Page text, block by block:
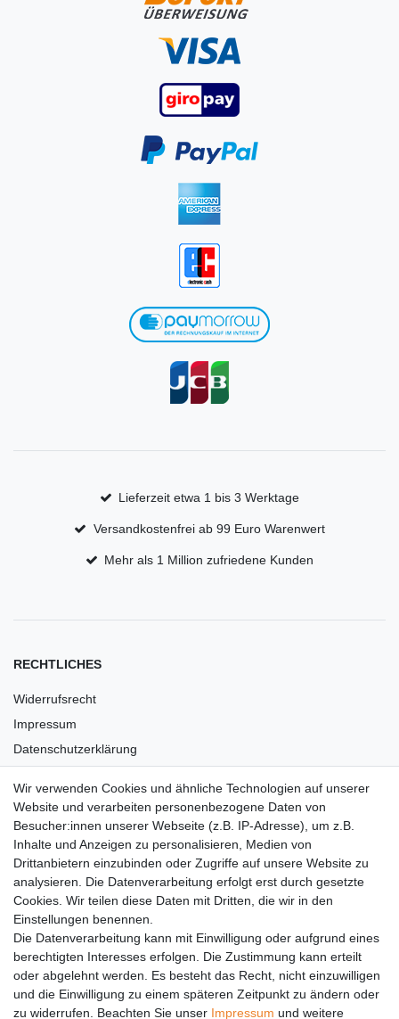
Lieferzeit etwa 1 bis 3 Werktage
Versandkostenfrei ab 99 Euro Warenwert
Mehr als 1 Million zufriedene Kunden
RECHTLICHES
Widerrufsrecht
Impressum
Datenschutzerklärung
Versandkosten
Barrierefreiheit
Anleitungen
Vertrag widerrufen
PARTNER
DHL
GLS
Wir verwenden Cookies und ähnliche Technologien auf unserer
Website und verarbeiten personenbezogene Daten von
Besucher:innen unserer Webseite (z.B. IP-Adresse), um z.B.
Inhalte und Anzeigen zu personalisieren, Medien von
Drittanbietern einzubinden oder Zugriffe auf unsere Website zu
analysieren. Die Datenverarbeitung erfolgt erst durch gesetzte
Cookies. Wir teilen diese Daten mit Dritten, die wir in den
Einstellungen benennen.
Die Datenverarbeitung kann mit Einwilligung oder aufgrund eines
berechtigten Interesses erfolgen. Die Zustimmung kann erteilt
oder abgelehnt werden. Es besteht das Recht, nicht einzuwilligen
und die Einwilligung zu einem späteren Zeitpunkt zu ändern oder
zu widerrufen. Beachten Sie unser Impressum und weitere